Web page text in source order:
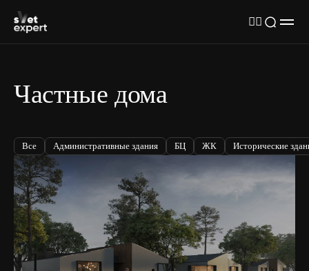
Частные дома
Все Административные здания БЦ ЖК Исторические